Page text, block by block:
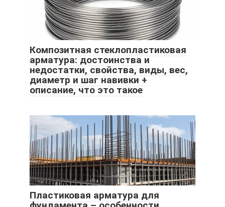
Композитная стеклопластиковая
арматура: достоинства и
недостатки, свойства, виды, вес,
диаметр и шаг навивки +
описание, что это такое
Пластиковая арматура для